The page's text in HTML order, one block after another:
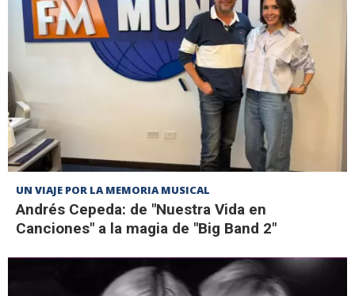
UN VIAJE POR LA MEMORIA MUSICAL
Andrés Cepeda: de "Nuestra Vida en
Canciones" a la magia de "Big Band 2"